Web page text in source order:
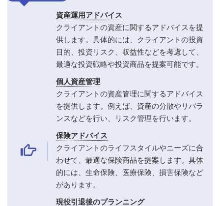
資産運用アドバイス
クライアントの資産に関するアドバイスを提
供します。具体的には、クライアントの投資
目的、投資リスク、収益性などを考慮して、
最適な投資戦略や投資商品を提案可能です。
個人資産管理
クライアントの資産管理に関するアドバイス
を提供します。例えば、資産の分散やリバラ
ンスなどを行い、リスク管理を行います。
保険アドバイス
クライアントのライフスタイルやニーズに合
わせて、最適な保険商品を提案します。具体
的には、生命保険、医療保険、損害保険など
があります。
現役引退後のプランニング